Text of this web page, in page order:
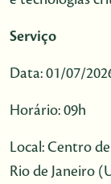
Serviço
Data: 01/07/
Horário: 09h
Local: Centro
Rio de Janeiro